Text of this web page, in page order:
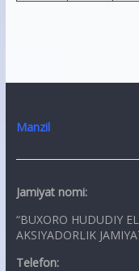
Manzil
Jamiyat nomi:
“BUXORO HUDUDIY
AKSIYADORLIK
Telefon: